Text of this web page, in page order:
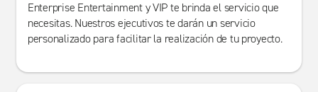
Enterprise Entertainment y VIP te brinda el servicio que
necesitas. Nuestros ejecutivos te darán un servicio
personalizado para facilitar la realización de tu proyecto.